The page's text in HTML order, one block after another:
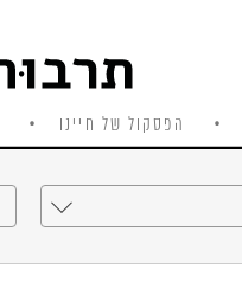
הפסקול של חיינו